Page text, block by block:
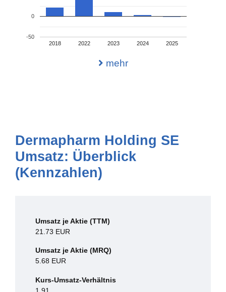
2018 2022 2023 2024 2025
-50
0
mehr
Dermapharm Holding SE
Umsatz: Überblick
(Kennzahlen)
Umsatz je Aktie (TTM)
21.73 EUR
Umsatz je Aktie (MRQ)
5.68 EUR
Kurs-Umsatz-Verhältnis